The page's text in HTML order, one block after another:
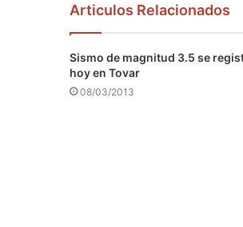
Articulos Relacionados
Sismo de magnitud 3.5 se
hoy en Tovar
08/03/2013